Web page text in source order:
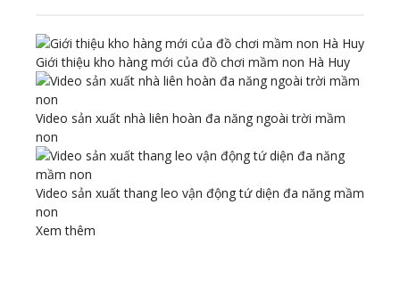
Giới thiệu kho hàng mới của đồ chơi mầm non Hà Huy
Video sản xuất nhà liên hoàn đa năng ngoài trời mầm
non
Video sản xuất thang leo vận động tứ diện đa năng mầm
non
Xem thêm